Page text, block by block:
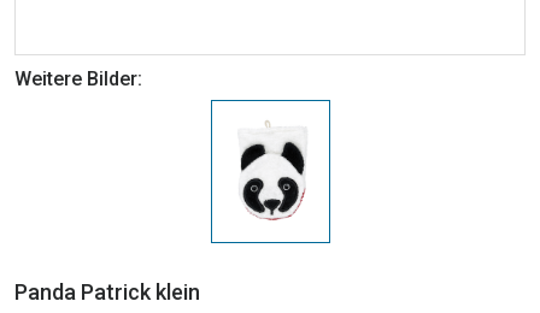
Weitere Bilder:
Panda Patrick klein